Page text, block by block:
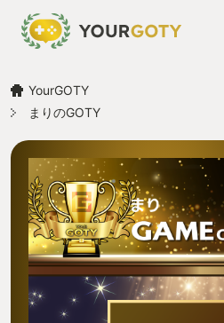
YourGOTY
まりのGOTY